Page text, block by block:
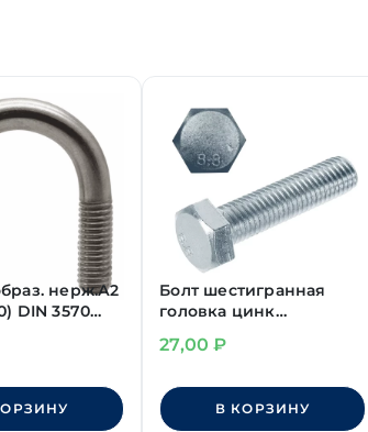
нерж.А2
DIN 3570
Болт шестигранная
головка цинк
класс прочности 8.8
27,00₽
В КОРЗИНУ